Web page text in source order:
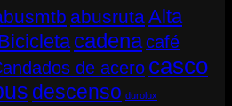
abusrutaAlta
cadenacafé
de acero casco
descenso durolux